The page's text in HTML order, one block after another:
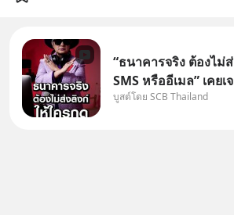
“ธนาคารจริง ต้องไม่
SMS หรืออีเมล” เคย
อ้างว่าโทรจากธนาคา
บูสต์โดย SCB Thailand